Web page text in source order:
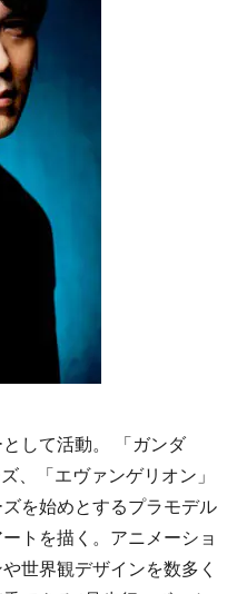
して活動。 「ガンダ
、「エヴァンゲリオン」
を始めとするプラモデル
トを描く。アニメーショ
世界観デザインを数多く